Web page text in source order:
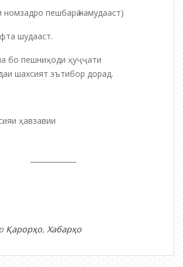
номзадро пешбарӣ намудааст)
шудааст.
бо пешниҳоди ҳуҷҷати
шахсият эътибор дорад.
ҳавзавии
Қарорҳо, Хабарҳо